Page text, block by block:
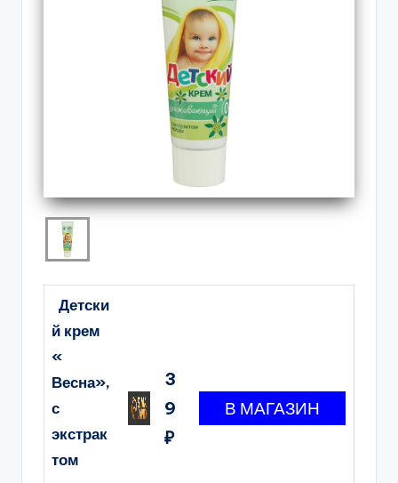
Детски
й крем
«
Весна»,
с
экстрак
том
3
9
₽